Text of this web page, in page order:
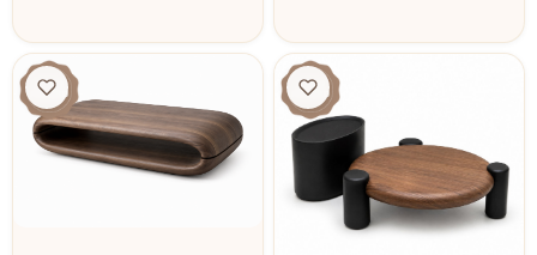
מספר
סוגים.
ניתן